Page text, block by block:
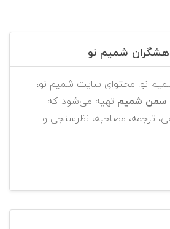
شمیم نو
نو: محتوای سایت شمیم نو،
سمن شمیم تهیه می‌شود که
ترجمه، مصاحبه، نظرسنجی و